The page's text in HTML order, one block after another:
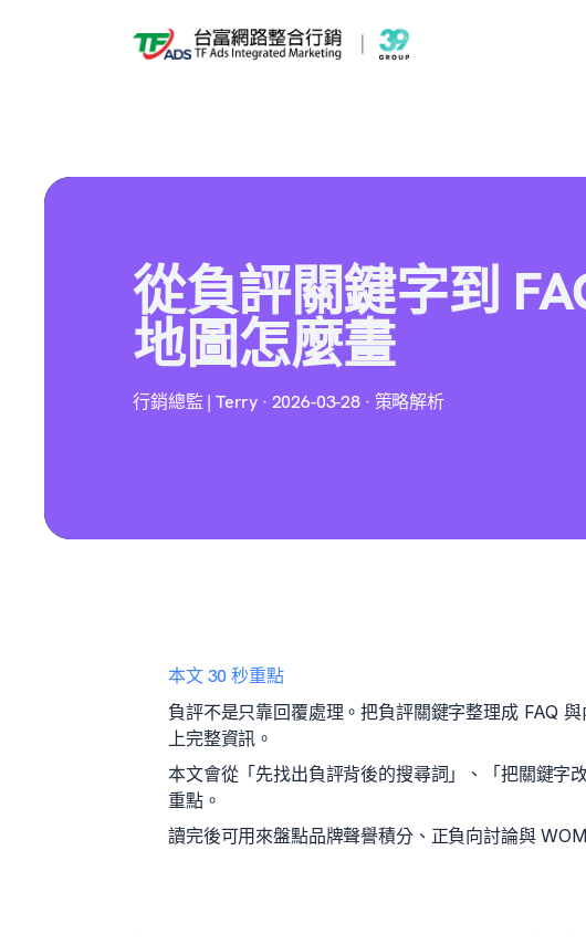
從負評關鍵字到
地圖怎麼畫
行銷總監 | Terry · 2026-03-28 · 策略解析
本文 30 秒重點
負評不是只靠回覆處理。把負評關鍵字整理成 FAQ
上完整資訊。
本文會從「先找出負評背後的搜尋詞」、「把關鍵字
重點。
讀完後可用來盤點品牌聲譽積分、正負向討論與